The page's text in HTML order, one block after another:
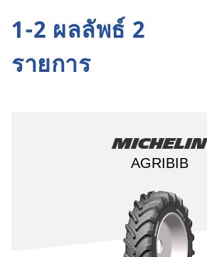
1-2 ผลลัพธ์ 2
รายการ
Michelin
AGRIBIB